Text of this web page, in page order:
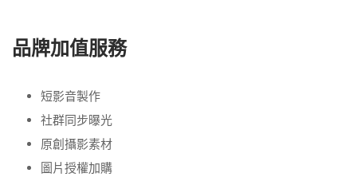
品牌加值服務
短影音製作
社群同步曝光
原創攝影素材
圖片授權加購